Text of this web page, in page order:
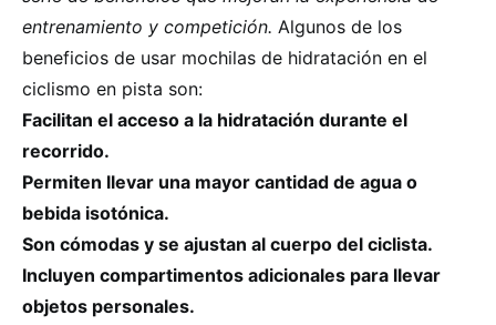
entrenamiento y competición. Algunos de los
beneficios de usar mochilas de hidratación en el
ciclismo en pista son:
Facilitan el acceso a la hidratación durante el
recorrido.
Permiten llevar una mayor cantidad de agua o
bebida isotónica.
Son cómodas y se ajustan al cuerpo del ciclista.
Incluyen compartimentos adicionales para llevar
objetos personales.